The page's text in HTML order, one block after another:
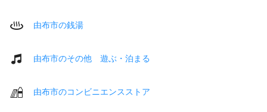
由布市の銭湯
由布市のその他 遊ぶ・泊まる
由布市のコンビニエンスストア